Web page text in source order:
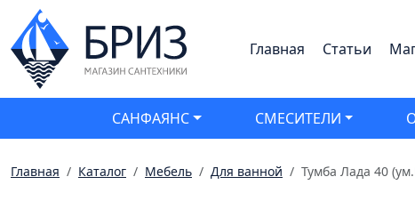
Главная Статьи
САНФАЯНС СМЕСИТЕЛИ
Главная Каталог Мебель Для ванной Тумба Лада 40